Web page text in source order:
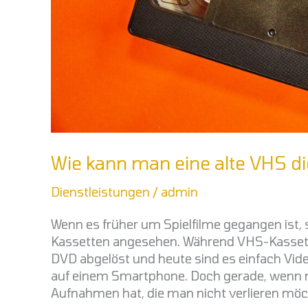
Wie kann man eine alte VHS
Dienstleistungen / admin
Wenn es früher um Spielfilme gegangen
Kassetten angesehen. Während VHS-
DVD abgelöst und heute sind es einfach
auf einem Smartphone. Doch gerade,
Aufnahmen hat, die man nicht verlieren